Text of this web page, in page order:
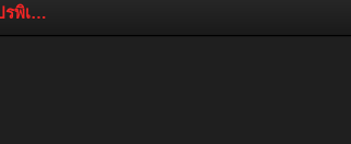
ศษเอาใจนักซิ่งรุ่นเยาว์ด้วยส่วนลด 10%